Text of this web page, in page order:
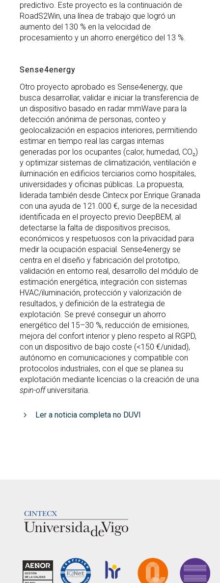
predictivo. Este proyecto es la continuación de
RoadS2Win, una línea de trabajo que logró un
aumento del 130 % en la velocidad de
procesamiento y un ahorro energético del 13 %.
Sense4energy
Otro proyecto aprobado es Sense4energy, que
busca desarrollar, validar e iniciar la transferencia de
un dispositivo basado en radar mmWave para la
detección anónima de personas, conteo y
geolocalización en espacios interiores, permitiendo
estimar en tiempo real las cargas internas
generadas por los ocupantes (calor, humedad, CO₂)
y optimizar sistemas de climatización, ventilación e
iluminación en edificios terciarios como hospitales,
universidades y oficinas públicas. La propuesta,
liderada también desde Cintecx por Enrique Granada
con una ayuda de 121.000 €, surge de la necesidad
identificada en el proyecto previo DeepBEM, al
detectarse la falta de dispositivos precisos,
económicos y respetuosos con la privacidad para
medir la ocupación espacial. Sense4energy se
centra en el diseño y fabricación del prototipo,
validación en entorno real, desarrollo del módulo de
estimación energética, integración con sistemas
HVAC/iluminación, protección y valorización de
resultados, y definición de la estrategia de
explotación. Se prevé conseguir un ahorro
energético del 15–30 %, reducción de emisiones,
mejora del confort interior y pleno respeto al RGPD,
con un dispositivo de bajo coste (<150 €/unidad),
autónomo en comunicaciones y compatible con
protocolos industriales, con el que se planea su
explotación mediante licencias o la creación de una
spin-offuniversitaria.
Ler a noticia completa no DUVI